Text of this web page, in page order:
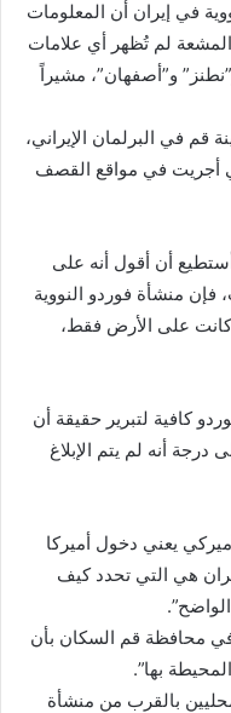
في إيران أن المعلومات
لم تُظهر أي علامات
و”أصفهان”، مشيراً
في البرلمان الإيراني،
أجريت في مواقع القصف
أستطيع أن أقول أنه على
منشأة فوردو النووية
على الأرض فقط،
كافية لتبرير حقيقة أن
أنه لم يتم الإبلاغ
يعني دخول أميركا
هي التي تحدد كيف
محافظة قم السكان بأن
بها”.
محليين بالقرب من منشأة